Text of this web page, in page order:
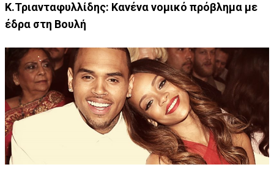
Κ.Τριανταφυλλίδης: Κανένα νομικό πρόβλημα με
έδρα στη Βουλή